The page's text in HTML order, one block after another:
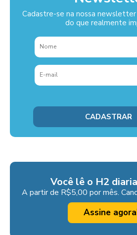
Cadastre-se na nossa
do que realmente
Você lê o H2
A partir de R$5,00 por mês.
Assine